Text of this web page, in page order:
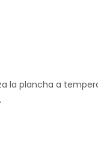
la plancha a